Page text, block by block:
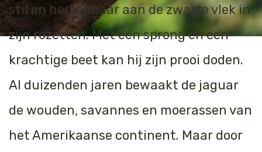
stil en herkenbaar aan de zwarte vlek in
zijn rozetten. Met één sprong en een
krachtige beet kan hij zijn prooi doden.
Al duizenden jaren bewaakt de jaguar
de wouden, savannes en moerassen van
het Amerikaanse continent. Maar door
IJsbeer
Zeeschildpad